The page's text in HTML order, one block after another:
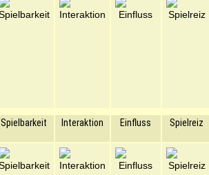
Spielbarkeit Interaktion Einfluss Spielreiz